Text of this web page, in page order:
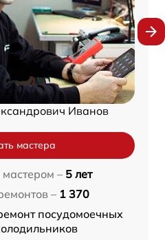
Иванов
мастера
– 5 лет
– 1 370
посудомоечных